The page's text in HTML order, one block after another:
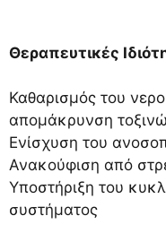
Θεραπευτικές
Καθαρισμός του
απομάκρυνση
Ενίσχυση του
Ανακούφιση από
Υποστήριξη του
συστήματος